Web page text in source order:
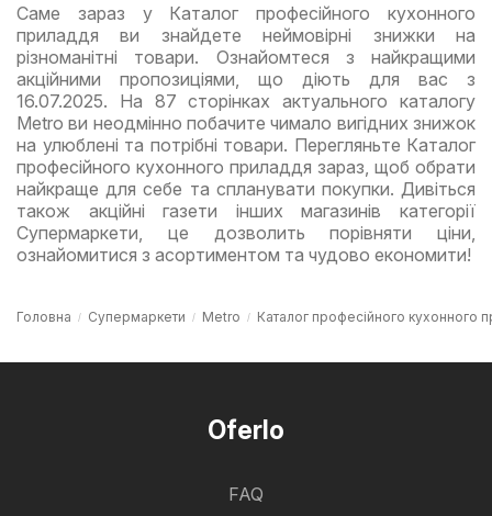
Саме зараз у Каталог професійного кухонного
приладдя ви знайдете неймовірні знижки на
різноманітні товари. Ознайомтеся з найкращими
акційними пропозиціями, що діють для вас з
16.07.2025. На 87 сторінках актуального каталогу
Metro ви неодмінно побачите чимало вигідних знижок
на улюблені та потрібні товари. Перегляньте Каталог
професійного кухонного приладдя зараз, щоб обрати
найкраще для себе та спланувати покупки. Дивіться
також акційні газети інших магазинів категорії
Супермаркети, це дозволить порівняти ціни,
ознайомитися з асортиментом та чудово економити!
Головна Супермаркети Metro Каталог професійного кухонного
Oferlo
FAQ